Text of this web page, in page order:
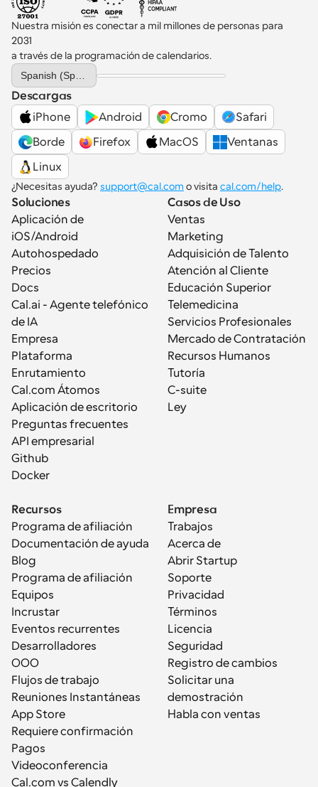
Nuestra misión es conectar a mil millones de personas para
2031
a través de la programación de calendarios.
Select Language
Descargas
iPhone
Android Cromo
Safari
Borde
Firefox MacOS
Ventanas
Linux
¿Necesitas ayuda? support@cal.com o visita cal.com/help.
Soluciones
Aplicación de
iOS/Android
Autohospedado
Precios
Docs
Cal.ai - Agente telefónico
de IA
Empresa
Plataforma
Enrutamiento
Cal.com Átomos
Aplicación de escritorio
Preguntas frecuentes
API empresarial
Github
Docker
Casos de Uso
Ventas
Marketing
Adquisición de Talento
Atención al Cliente
Educación Superior
Telemedicina
Servicios Profesionales
Mercado de Contratación
Recursos Humanos
Tutoría
C-suite
Ley
Recursos
Programa de afiliación
Documentación de ayuda
Blog
Programa de afiliación
Equipos
Incrustar
Eventos recurrentes
Desarrolladores
OOO
Flujos de trabajo
Reuniones Instantáneas
App Store
Requiere confirmación
Pagos
Videoconferencia
Cal.com vs Calendly
Empresa
Trabajos
Acerca de
Abrir Startup
Soporte
Privacidad
Términos
Licencia
Seguridad
Registro de cambios
Solicitar una
demostración
Habla con ventas